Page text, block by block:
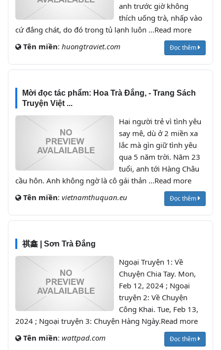
anh trước giờ không
thích uống trà, nhấp vào
cứ đắng chát, do đó trong tủ lạnh luôn ...Read more
Tên miền: huongtraviet.com Đọc thêm
Mời đọc tác phẩm: Hoa Trà Đắng, - Trang Sách
Truyện Việt ...
Hai người trẻ vì tình yêu
say mê, dù ở 2 miền xa
lắc mà gìn giữ tình yêu
qua 5 năm trời. Năm 23
tuổi, anh tới Hàng Châu
cầu hôn. Anh không ngờ là cô gái thản ...Read more
Tên miền: vietnamthuquan.eu Đọc thêm
祺鑫 | Sơn Trà Đắng
Ngoại Truyện 1: Về
Chuyện Chia Tay. Mon,
Feb 12, 2024 ; Ngoại
truyện 2: Về Chuyện
Công Khai. Tue, Feb 13,
2024 ; Ngoại truyện 3: Chuyện Hàng Ngày.Read more
Tên miền: wattpad.com Đọc thêm